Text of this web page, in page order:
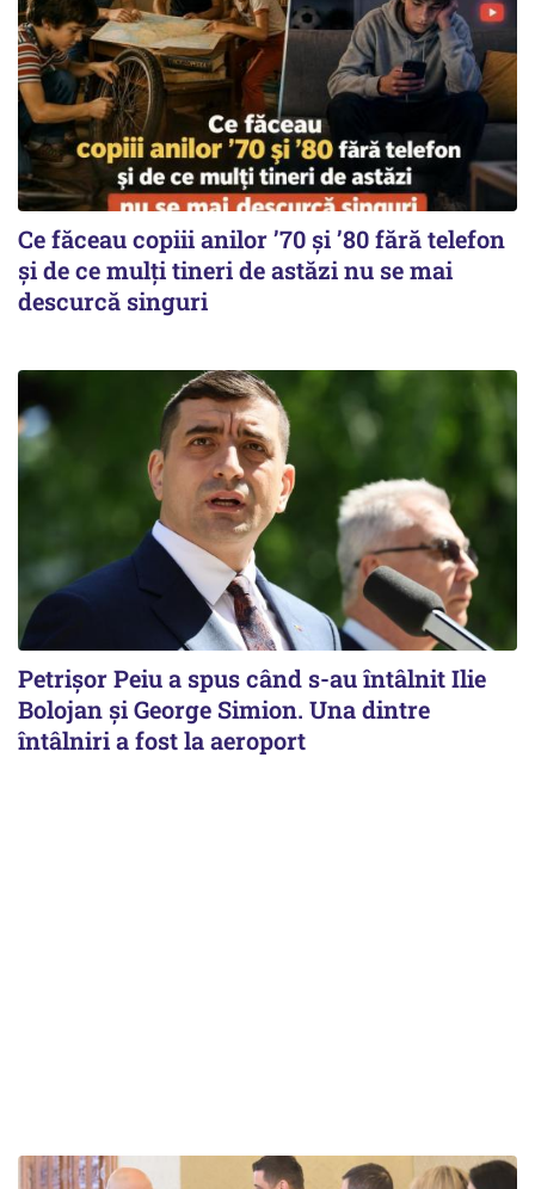
Ce făceau copiii anilor ’70 și ’80 fără telefon
și de ce mulți tineri de astăzi nu se mai
descurcă singuri
Petrişor Peiu a spus când s-au întâlnit Ilie
Bolojan şi George Simion. Una dintre
întâlniri a fost la aeroport